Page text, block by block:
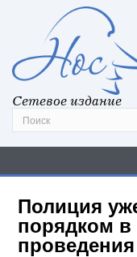
Сетевое издание
Полиция
порядком